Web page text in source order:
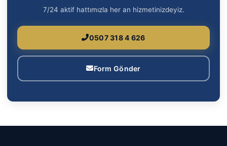
7/24 aktif hattımızla her an hizmetinizdeyiz.
0507 318 4 626
Form Gönder